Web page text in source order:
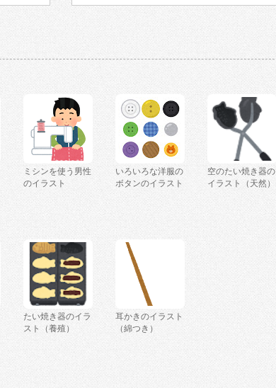
ミシンを使う男性
のイラスト
いろいろな洋服の
ボタンのイラスト
空のたい焼き器の
イラスト（天然）
たい焼き器のイラ
スト（養殖）
耳かきのイラスト
（綿つき）